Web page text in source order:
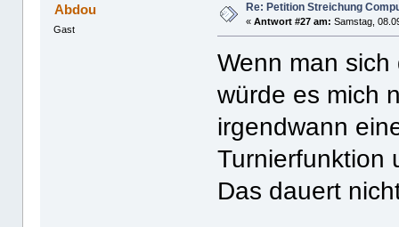
Abdou
Gast
Re: Petition Streichung
«Antwort #27 am: Samstag,
Wenn man
würde es mich
irgendwann
Turnierfunktion
Das dauert